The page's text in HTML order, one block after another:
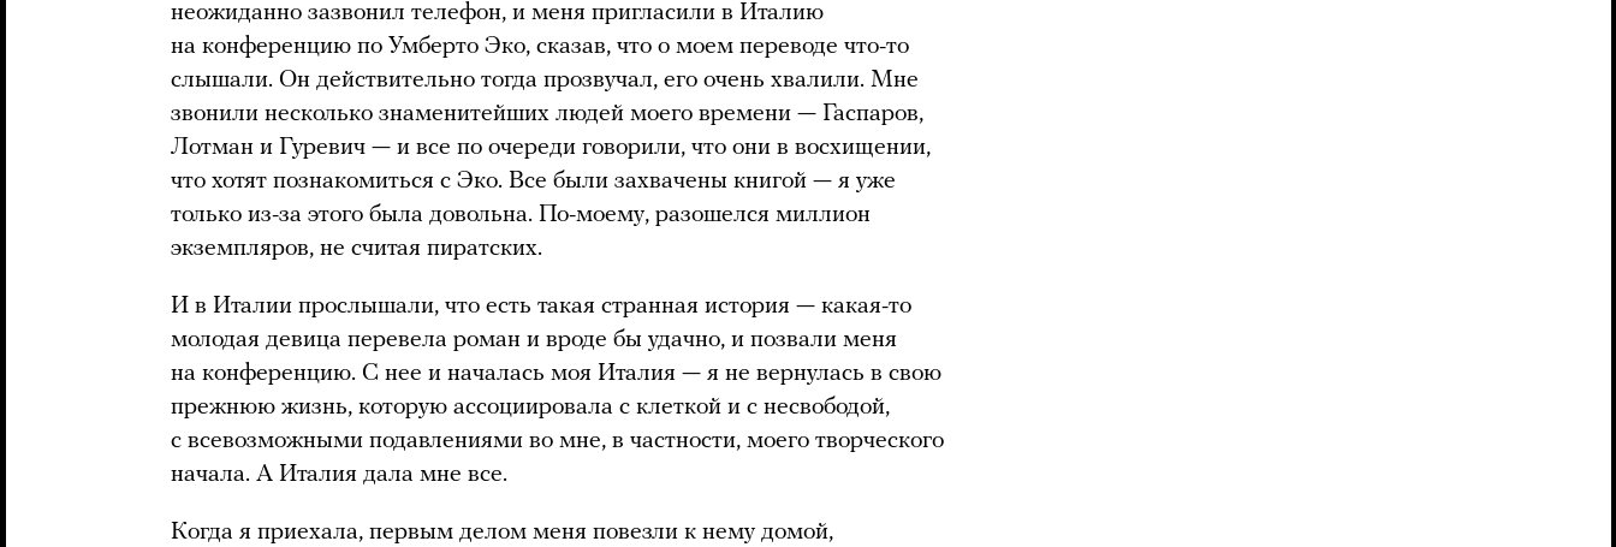
неожиданно зазвонил телефон, и меня пригласили в Италию
на конференцию по Умберто Эко, сказав, что о моем переводе что-то
слышали. Он действительно тогда прозвучал, его очень хвалили. Мне
звонили несколько знаменитейших людей моего времени — Гаспаров,
Лотман и Гуревич — и все по очереди говорили, что они в восхищении,
что хотят познакомиться с Эко. Все были захвачены книгой — я уже
только из-за этого была довольна. По-моему, разошелся миллион
экземпляров, не считая пиратских.
И в Италии прослышали, что есть такая странная история — какая-то
молодая девица перевела роман и вроде бы удачно, и позвали меня
на конференцию. С нее и началась моя Италия — я не вернулась в свою
прежнюю жизнь, которую ассоциировала с клеткой и с несвободой,
с всевозможными подавлениями во мне, в частности, моего творческого
начала. А Италия дала мне все.
Когда я приехала, первым делом меня повезли к нему домой,